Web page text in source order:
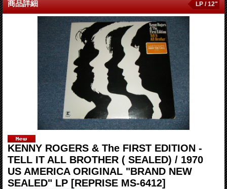
商品詳細 LP / 12"
KENNY ROGERS & The FIRST EDITION -
TELL IT ALL BROTHER ( SEALED) / 1970
US AMERICA ORIGINAL "BRAND NEW
SEALED" LP [REPRISE MS-6412]